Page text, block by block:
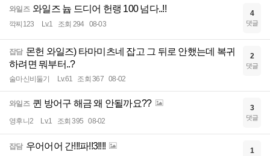
와일즈 와일즈 늅 드디어 헌랭 100 넘다..!!
깍찌123 Lv.1 조회 294 08-03
4
댓글
잡담 몬헌 와일즈) 타마미츠네 잡고 그 뒤로 안했는데 복귀
하려면 뭐부터..?
술마신비둘기 Lv.61 조회 367 08-02
2
댓글
와일즈 퀸 방어구 해금 왜 안될까요??
영후니2 Lv.1 조회 395 08-02
3
댓글
잡담 우어어어 간!!!파!!3!!!! 1